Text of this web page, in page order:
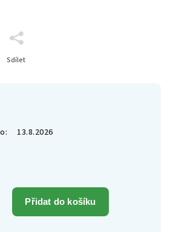
Přidat do košíku
13.8.2026
Sdílet